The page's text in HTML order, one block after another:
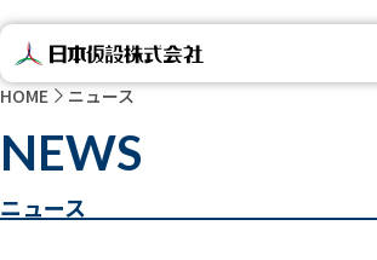
HOME ニュース
NEWS
ニュース